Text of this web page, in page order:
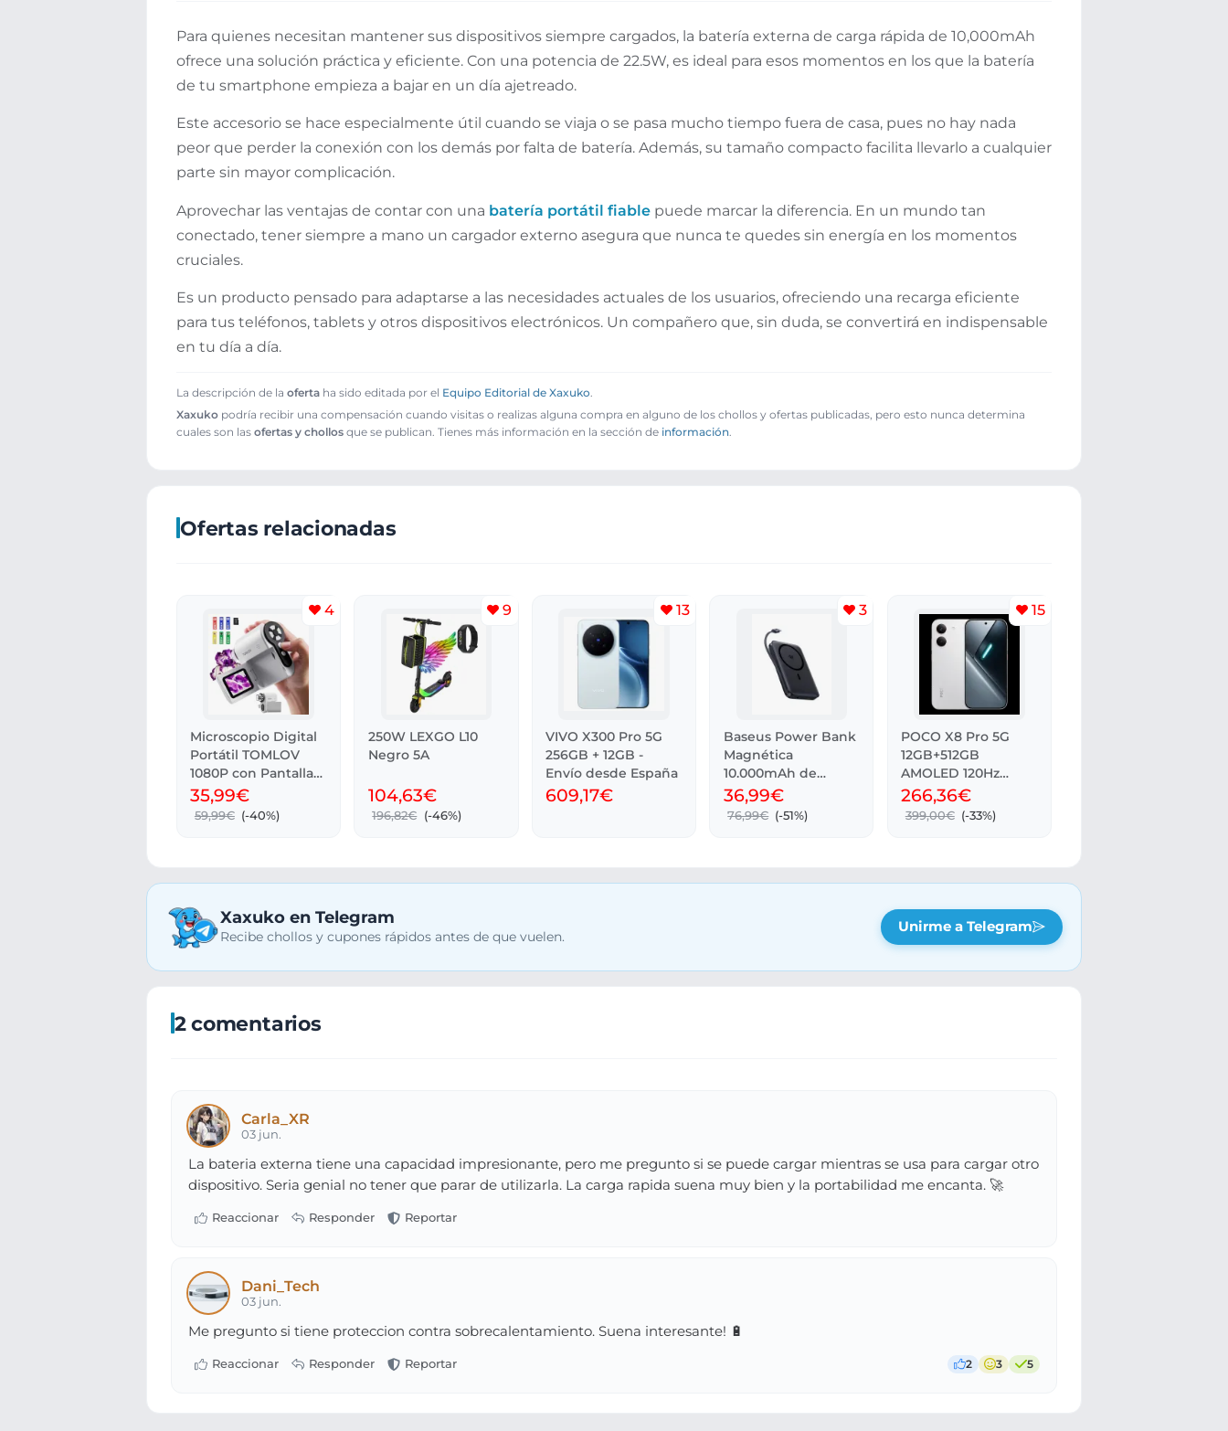
Para quienes necesitan mantener sus dispositivos siempre cargados, la batería externa de carga rápida de 10,000mAh
ofrece una solución práctica y eficiente. Con una potencia de 22.5W, es ideal para esos momentos en los que la batería
de tu smartphone empieza a bajar en un día ajetreado.
Este accesorio se hace especialmente útil cuando se viaja o se pasa mucho tiempo fuera de casa, pues no hay nada
peor que perder la conexión con los demás por falta de batería. Además, su tamaño compacto facilita llevarlo a cualquier
parte sin mayor complicación.
Aprovechar las ventajas de contar con una batería portátil fiable puede marcar la diferencia. En un mundo tan
conectado, tener siempre a mano un cargador externo asegura que nunca te quedes sin energía en los momentos
cruciales.
Es un producto pensado para adaptarse a las necesidades actuales de los usuarios, ofreciendo una recarga eficiente
para tus teléfonos, tablets y otros dispositivos electrónicos. Un compañero que, sin duda, se convertirá en indispensable
en tu día a día.
La descripción de la oferta ha sido editada por el Equipo Editorial de Xaxuko
Xaxuko podría recibir una compensación cuando visitas o realizas alguna compra en alguno de los chollos y ofertas publicadas, pero esto nunca determina
cuales son las ofertas y chollos que se publican. Tienes más información en la sección de información
Ofertas relacionadas
4
Microscopio Digital
Portátil TOMLOV
1080P con Pantalla
LCD 2
35,99€
59,99€ (-40%)
9
250W LEXGO L10
Negro 5A
104,63€
196,82€ (-46%)
13
VIVO X300 Pro 5G
256GB + 12GB -
Envío desde España
609,17€
3
Baseus Power Bank
Magnética
10.000mAh de
Capacidad
36,99€
76,99€ (-51%)
15
POCO X8 Pro 5G
12GB+512GB
AMOLED 120Hz
50MP IP68
266,36€
399,00€ (-33%)
Xaxuko en Telegram
Recibe chollos y cupones rápidos antes de que vuelen.
Unirme a Telegram
2 comentarios
Carla_XR
03 jun.
La bateria externa tiene una capacidad impresionante, pero me pregunto si se puede cargar mientras se usa para cargar otro
dispositivo. Seria genial no tener que parar de utilizarla. La carga rapida suena muy bien y la portabilidad me encanta. 🚀
Dani_Tech
03 jun.
Me pregunto si tiene proteccion contra sobrecalentamiento. Suena interesante! 🔋
2 3 5